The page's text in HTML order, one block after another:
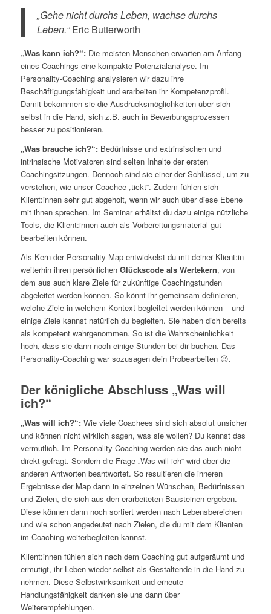
„Gehe nicht durchs Leben, wachse durchs
Leben.“Eric Butterworth
„Was kann ich?“:Die meisten Menschen erwarten am Anfang
eines Coachings eine kompakte Potenzialanalyse. Im
Personality-Coaching analysieren wir dazu ihre
Beschäftigungsfähigkeit und erarbeiten ihr Kompetenzprofil.
Damit bekommen sie die Ausdrucksmöglichkeiten über sich
selbst in die Hand, sich z.B. auch in Bewerbungsprozessen
besser zu positionieren.
„Was brauche ich?“:Bedürfnisse und extrinsischen und
intrinsische Motivatoren sind selten Inhalte der ersten
Coachingsitzungen. Dennoch sind sie einer der Schlüssel, um zu
verstehen, wie unser Coachee „tickt“. Zudem fühlen sich
Klient:innen sehr gut abgeholt, wenn wir auch über diese Ebene
mit ihnen sprechen. Im Seminar erhältst du dazu einige nützliche
Tools, die Klient:innen auch als Vorbereitungsmaterial gut
bearbeiten können.
Als Kern der Personality-Map entwickelst du mit deiner Klient:in
weiterhin ihren persönlichen Glückscode als Wertekern, von
dem aus auch klare Ziele für zukünftige Coachingstunden
abgeleitet werden können. So könnt ihr gemeinsam definieren,
welche Ziele in welchem Kontext begleitet werden können – und
einige Ziele kannst natürlich du begleiten. Sie haben dich bereits
als kompetent wahrgenommen. So ist die Wahrscheinlichkeit
hoch, dass sie dann noch einige Stunden bei dir buchen. Das
Personality-Coaching war sozusagen dein Probearbeiten 😉.
Der königliche Abschluss „Was will
ich?“
„Was will ich?“:Wie viele Coachees sind sich absolut unsicher
und können nicht wirklich sagen, was sie wollen? Du kennst das
vermutlich. Im Personality-Coaching werden sie das auch nicht
direkt gefragt. Sondern die Frage „Was will ich“ wird über die
anderen Antworten beantwortet. So resultieren die inneren
Ergebnisse der Map dann in einzelnen Wünschen, Bedürfnissen
und Zielen, die sich aus den erarbeiteten Bausteinen ergeben.
Diese können dann noch sortiert werden nach Lebensbereichen
und wie schon angedeutet nach Zielen, die du mit dem Klienten
im Coaching weiterbegleiten kannst.
Klient:innen fühlen sich nach dem Coaching gut aufgeräumt und
ermutigt, ihr Leben wieder selbst als Gestaltende in die Hand zu
nehmen. Diese Selbstwirksamkeit und erneute
Handlungsfähigkeit danken sie uns dann über
Weiterempfehlungen.